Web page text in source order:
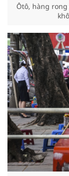
Ôtô, hàng